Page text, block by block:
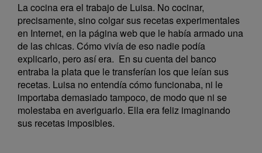
La cocina era el trabajo de Luisa. No cocinar,
precisamente, sino colgar sus recetas experimentales
en Internet, en la página web que le había armado una
de las chicas. Cómo vivía de eso nadie podía
explicarlo, pero así era. En su cuenta del banco
entraba la plata que le transferían los que leían sus
recetas. Luisa no entendía cómo funcionaba, ni le
importaba demasiado tampoco, de modo que ni se
molestaba en averiguarlo. Ella era feliz imaginando
sus recetas imposibles.